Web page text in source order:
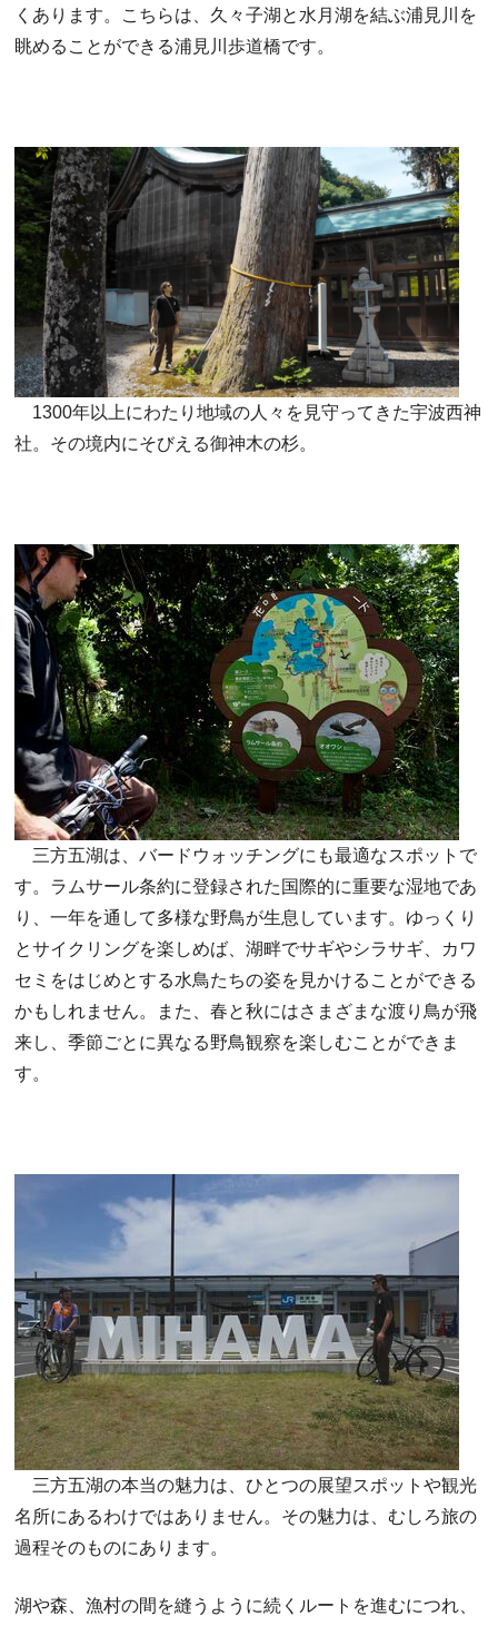
くあります。こちらは、久々子湖と水月湖を結ぶ浦見川を
眺めることができる浦見川歩道橋です。
1300年以上にわたり地域の人々を見守ってきた宇波西神
社。その境内にそびえる御神木の杉。
三方五湖は、バードウォッチングにも最適なスポットで
す。ラムサール条約に登録された国際的に重要な湿地であ
り、一年を通して多様な野鳥が生息しています。ゆっくり
とサイクリングを楽しめば、湖畔でサギやシラサギ、カワ
セミをはじめとする水鳥たちの姿を見かけることができる
かもしれません。また、春と秋にはさまざまな渡り鳥が飛
来し、季節ごとに異なる野鳥観察を楽しむことができま
す。
三方五湖の本当の魅力は、ひとつの展望スポットや観光
名所にあるわけではありません。その魅力は、むしろ旅の
過程そのものにあります。
湖や森、漁村の間を縫うように続くルートを進むにつれ、